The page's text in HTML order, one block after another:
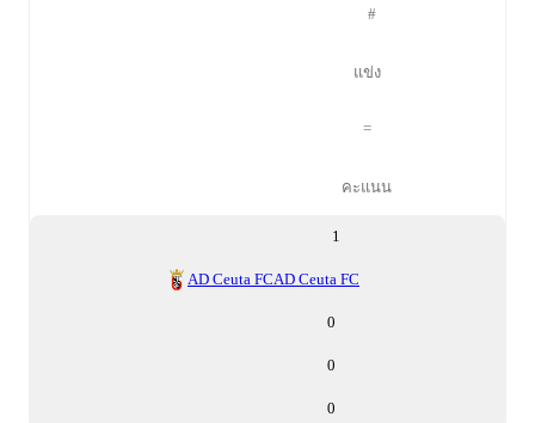
#
แข่ง
=
คะแนน
1
AD Ceuta FCAD Ceuta FC
0
0
0